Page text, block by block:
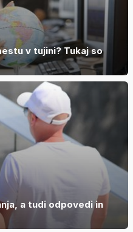
v tujini? Tukaj so
a tudi odpovedi in